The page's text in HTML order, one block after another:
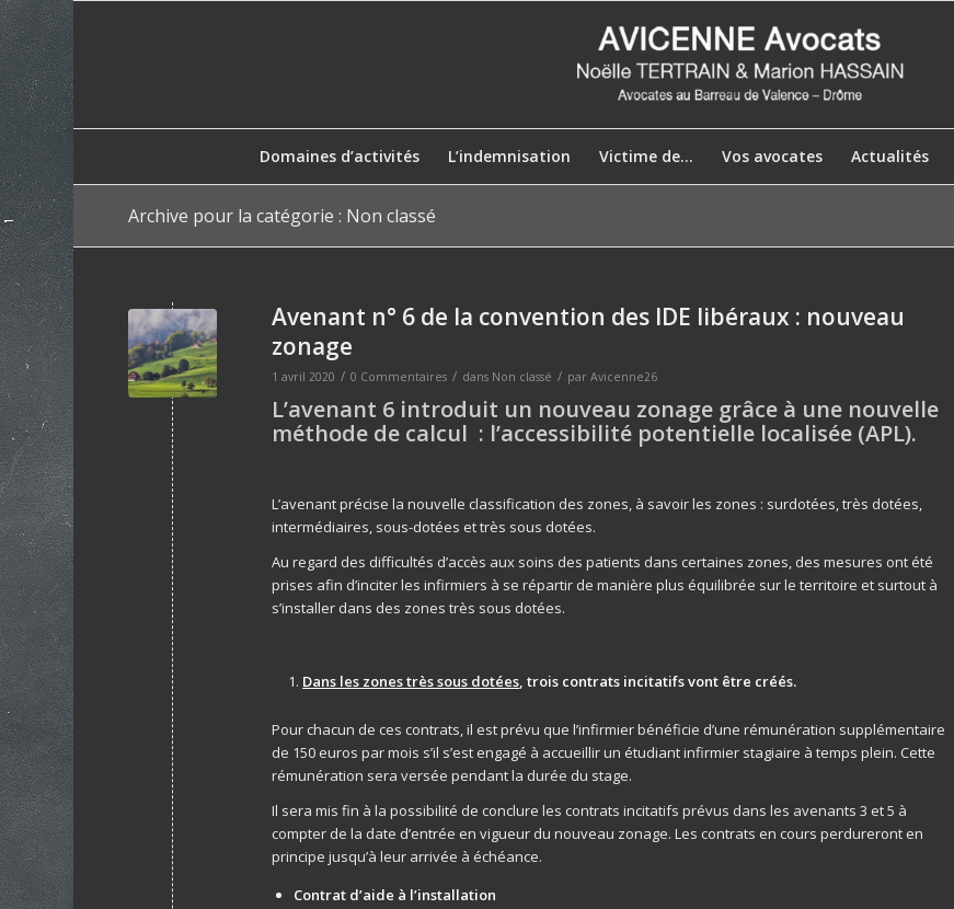
Domaines d’activités L’indemnisation Victime de… Vos avocates Actualités
Archive pour la catégorie : Non classé
Avenant n° 6 de la convention des IDE libéraux : nouveau
zonage
1 avril 2020 / 0 Commentaires / dans Non classé / parAvicenne26
L’avenant 6 introduit un nouveau zonage grâce à une nouvelle
méthode de calcul : l’accessibilité potentielle localisée (APL).
L’avenant précise la nouvelle classification des zones, à savoir les zones : surdotées, très dotées,
intermédiaires, sous-dotées et très sous dotées.
Au regard des difficultés d’accès aux soins des patients dans certaines zones, des mesures ont été
prises afin d’inciter les infirmiers à se répartir de manière plus équilibrée sur le territoire et surtout à
s’installer dans des zones très sous dotées.
Dans les zones très sous dotées, trois contrats incitatifs vont être créés.
Pour chacun de ces contrats, il est prévu que l’infirmier bénéficie d’une rémunération supplémentaire
de 150 euros par mois s’il s’est engagé à accueillir un étudiant infirmier stagiaire à temps plein. Cette
rémunération sera versée pendant la durée du stage.
Il sera mis fin à la possibilité de conclure les contrats incitatifs prévus dans les avenants 3 et 5 à
compter de la date d’entrée en vigueur du nouveau zonage. Les contrats en cours perdureront en
principe jusqu’à leur arrivée à échéance.
Contrat d’aide à l’installation